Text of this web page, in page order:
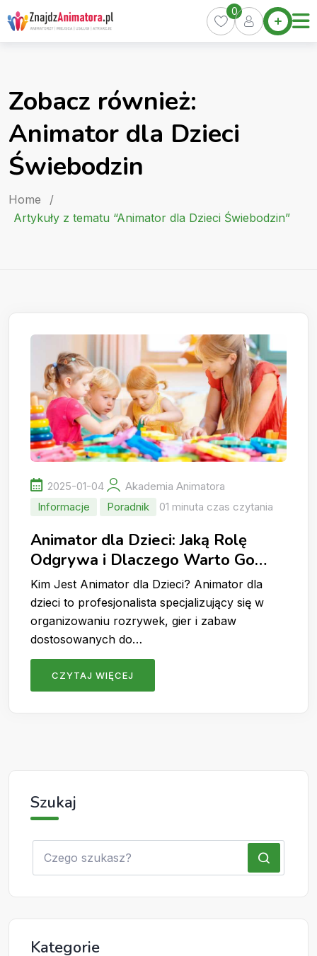
Skip
to
content
Home
Oferty
Kurs
0
Zobacz również:
Animator dla Dzieci
Świebodzin
Home
/
Artykuły z tematu “Animator dla Dzieci Świebodzin”
2025-01-04
Akademia Animatora
Informacje
Poradnik 01 minuta czas czytania
Animator dla Dzieci: Jaką Rolę
Odgrywa i Dlaczego Warto Go
Wynająć?
Kim Jest Animator dla Dzieci? Animator dla
dzieci to profesjonalista specjalizujący się w
organizowaniu rozrywek, gier i zabaw
dostosowanych do…
CZYTAJ WIĘCEJ
Szukaj
Kategorie